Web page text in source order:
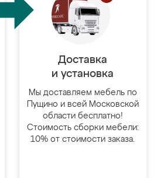
Доставка
и установка
Мы доставляем мебель по
Пущино и всей Московской
области бесплатно!
Стоимость сборки мебели:
10% от стоимости заказа.